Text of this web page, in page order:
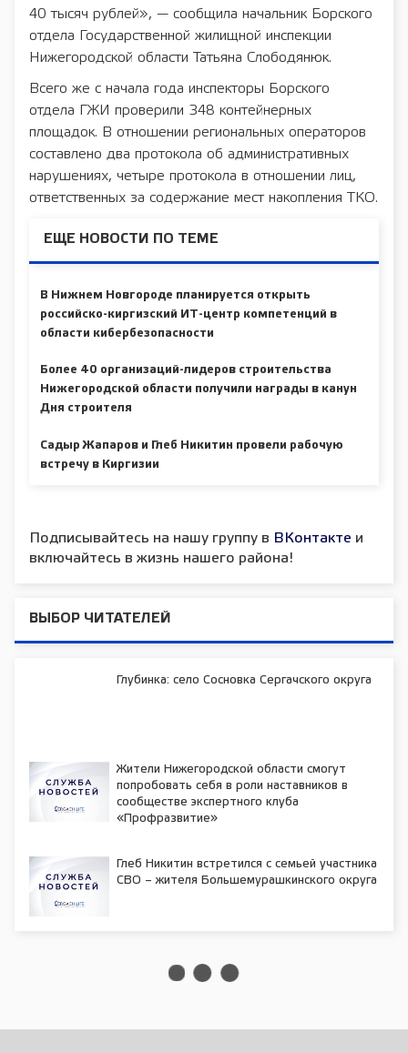
40 тысяч рублей», — сообщила начальник Борского
отдела Государственной жилищной инспекции
Нижегородской области Татьяна Слободянюк.
Всего же с начала года инспекторы Борского
отдела ГЖИ проверили 348 контейнерных
площадок. В отношении региональных операторов
составлено два протокола об административных
нарушениях, четыре протокола в отношении лиц,
ответственных за содержание мест накопления ТКО.
ЕЩЕ НОВОСТИ ПО ТЕМЕ
В Нижнем Новгороде планируется открыть
российско-киргизский ИТ-центр компетенций в
области кибербезопасности
Более 40 организаций-лидеров строительства
Нижегородской области получили награды в канун
Дня строителя
Садыр Жапаров и Глеб Никитин провели рабочую
встречу в Киргизии
Подписывайтесь на нашу группу в ВКонтакте и
включайтесь в жизнь нашего района!
ВЫБОР ЧИТАТЕЛЕЙ
Глубинка: село Сосновка Сергачского округа
Жители Нижегородской области смогут
попробовать себя в роли наставников в
сообществе экспертного клуба
«Профразвитие»
Глеб Никитин встретился с семьей участника
СВО – жителя Большемурашкинского округа